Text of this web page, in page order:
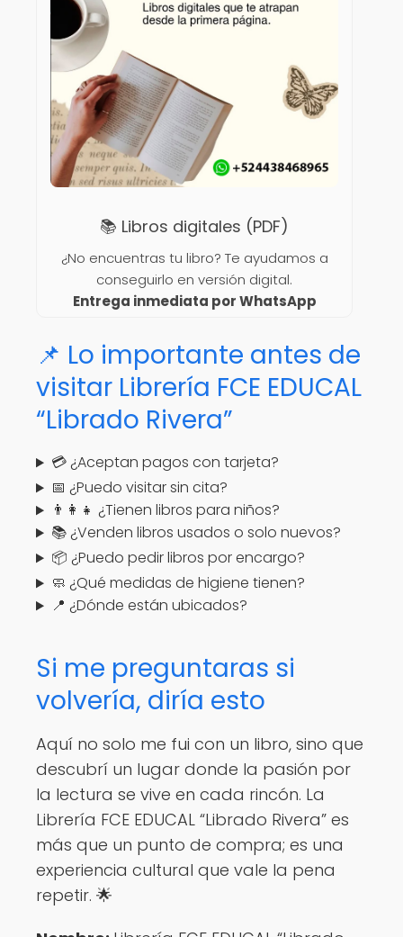
📚 Libros digitales (PDF)
¿No encuentras tu libro? Te ayudamos a
conseguirlo en versión digital.
Entrega inmediata por WhatsApp
📌 Lo importante antes de
visitar Librería FCE EDUCAL
“Librado Rivera”
💳 ¿Aceptan pagos con tarjeta?
📅 ¿Puedo visitar sin cita?
👨‍👩‍👧 ¿Tienen libros para niños?
📚 ¿Venden libros usados o solo nuevos?
📦 ¿Puedo pedir libros por encargo?
🧼 ¿Qué medidas de higiene tienen?
📍 ¿Dónde están ubicados?
Si me preguntaras si
volvería, diría esto
Aquí no solo me fui con un libro, sino que
descubrí un lugar donde la pasión por
la lectura se vive en cada rincón. La
Librería FCE EDUCAL “Librado Rivera” es
más que un punto de compra; es una
experiencia cultural que vale la pena
repetir. 🌟